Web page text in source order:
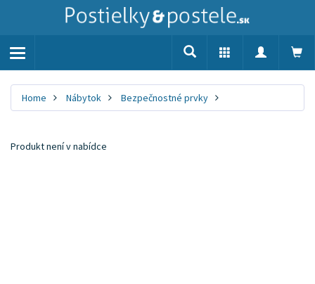
Toggle
Home Nábytok Bezpečnostné prvky
Produkt není v nabídce